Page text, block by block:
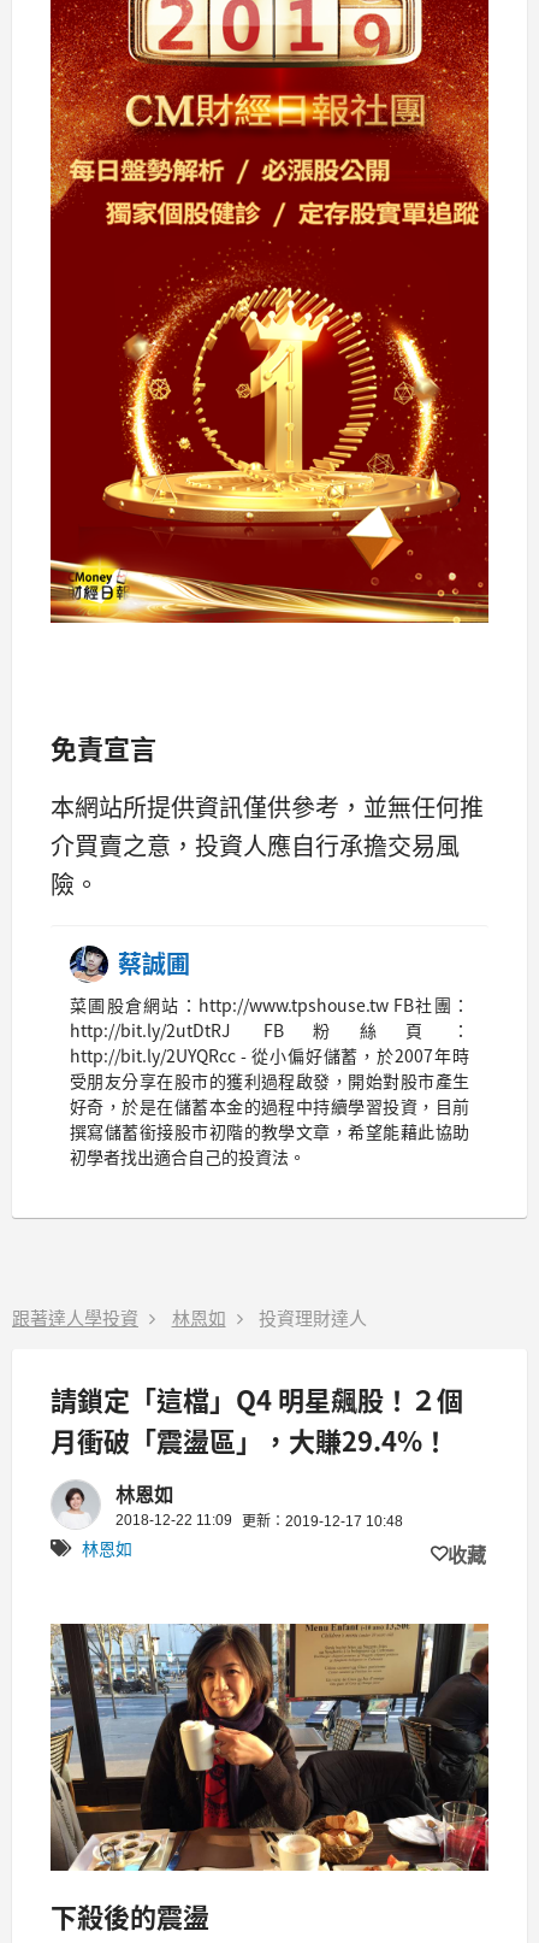
免責宣言
本網站所提供資訊僅供參考，並無任何推
介買賣之意，投資人應自行承擔交易風
險。
蔡誠圃
菜圃股倉網站：http://www.tpshouse.tw FB社團：
http://bit.ly/2utDtRJ FB粉絲頁：
http://bit.ly/2UYQRcc - 從小偏好儲蓄，於2007年時
受朋友分享在股市的獲利過程啟發，開始對股市產生
好奇，於是在儲蓄本金的過程中持續學習投資，目前
撰寫儲蓄銜接股市初階的教學文章，希望能藉此協助
初學者找出適合自己的投資法。
跟著達人學投資 林恩如 投資理財達人
請鎖定「這檔」Q4 明星飆股！２個
月衝破「震盪區」，大賺29.4%！
林恩如
2018-12-22 11:09 更新：2019-12-17 10:48
林恩如 收藏
下殺後的震盪